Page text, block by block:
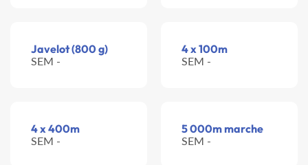
Javelot (800 g)
SEM -
4 x 100m
SEM -
4 x 400m
SEM -
5 000m marche
SEM -